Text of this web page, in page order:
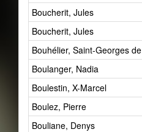
Boucherit, Jules
Boucherit, Jules
Bouhélier, Saint-Georges de
Boulanger, Nadia
Boulestin, X-Marcel
Boulez, Pierre
Bouliane, Denys